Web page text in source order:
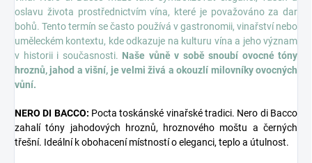
oslavu života prostřednictvím vína, které je považováno za dar
bohů. Tento termín se často používá v gastronomii, vinařství nebo
uměleckém kontextu, kde odkazuje na kulturu vína a jeho význam
v historii i současnosti. Naše vůně v sobě snoubí ovocné tóny
hroznů, jahod a višní, je velmi živá a okouzlí milovníky ovocných
vůní.
NERO DI BACCO: Pocta toskánské vinařské tradici. Nero di Bacco
zahalí tóny jahodových hroznů, hroznového moštu a černých
třešní. Ideální k obohacení místností o eleganci, teplo a útulnost.